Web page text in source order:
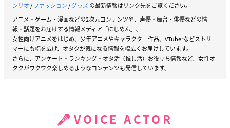
ンリオ/ファッション/グッズの最新情報はリンク先をご覧ください。
アニメ・ゲーム・漫画などの2次元コンテンツや、声優・舞台・俳優などの情
報・話題をお届けする情報メディア「にじめん」。
女性向けアニメをはじめ、少年アニメやキャラクター作品、VTuberなどストリー
マーにも幅を広げ、オタクが気になる情報を幅広くお届けしています。
さらに、アンケート・ランキング・オタ活（推し活）お役立ち情報など、女性オ
タクがワクワク楽しめるようなコンテンツも発信しています。
VOICE ACTOR